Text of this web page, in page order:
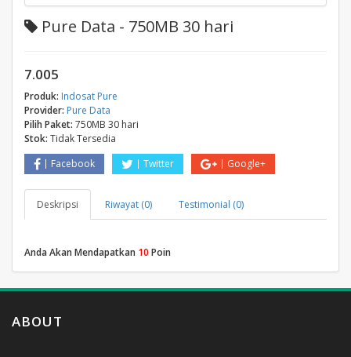
Pure Data - 750MB 30 hari
7.005
Produk: Indosat Pure
Provider: Pure Data
Pilih Paket: 750MB 30 hari
Stok: Tidak Tersedia
Facebook
Twitter Google+
Deskripsi Riwayat (0) Testimonial (0)
Anda Akan Mendapatkan 10 Poin
ABOUT